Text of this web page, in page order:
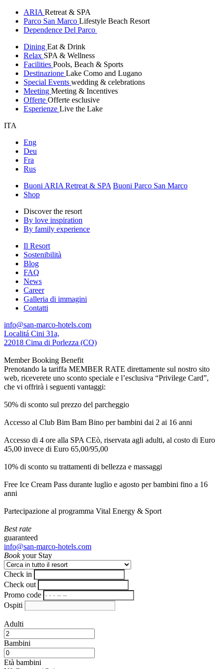
ARIA Retreat & SPA
Parco San Marco Lifestyle Beach Resort
Dependence Del Parco
Dining Eat & Drink
Relax SPA & Wellness
Facilities Pools, Beach & Sports
Destinazione Lake Como and Lugano
Special Events wedding & celebrations
Meeting Meeting & Incentives
Offerte Offerte esclusive
Esperienze Live the Lake
ITA
Eng
Deu
Fra
Rus
Buoni ARIA Retreat & SPA Buoni Parco San Marco
Shop
Discover the resort
By love inspiration
By family experience
Il Resort
Sostenibilità
Blog
FAQ
News
Career
Galleria di immagini
Contatti
info@san-marco-hotels.com
Localitá Cini 31a,
22018 Cima di Porlezza (CO)
Member Booking Benefit
Prenotando la tariffa MEMBER RATE direttamente sul nostro sito
web, riceverete uno sconto speciale e l’esclusiva “Privilege Card”,
che vi offrirà i seguenti vantaggi:
50% di sconto sul prezzo del parcheggio
Accesso al Club Bim Bam Bino per bambini dai 2 ai 16 anni
Accesso di 4 ore alla SPA CEò, riservata agli adulti, al costo di Euro
45,00 invece di Euro 65,00/95,00
10% di sconto su trattamenti di bellezza e massaggi
Free Ice Cream Pass durante luglio e agosto per bambini fino a 16
anni
Partecipazione al programma Vital Energy & Sport
Best rate
guaranteed
info@san-marco-hotels.com
Bookyour Stay
Check in
Check out
Promo code
Ospiti
Adulti
Bambini
Età bambini